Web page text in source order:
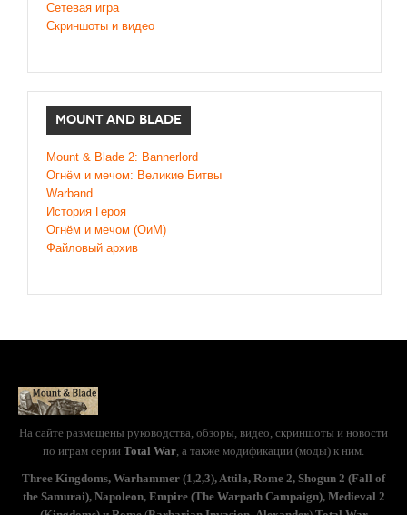
Сетевая игра
Скриншоты и видео
MOUNT AND BLADE
Mount & Blade 2: Bannerlord
Огнём и мечом: Великие Битвы
Warband
История Героя
Огнём и мечом (ОиМ)
Файловый архив
На сайте размещены руководства, обзоры, видео, скриншоты и новости
по играм серии Total War, а также модификации (моды) к ним.
Three Kingdoms, Warhammer (1,2,3), Attila, Rome 2, Shogun 2 (Fall of
the Samurai), Napoleon, Empire (The Warpath Campaign), Medieval 2